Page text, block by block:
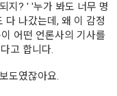
지? ' '누가 봐도 너무 명
다 나갔는데, 왜 이 감정
어떤 언론사의 기사를
고 합니다.
도였잖아요.